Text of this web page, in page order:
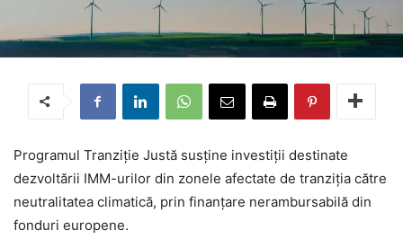
Programul Tranziție Justă susține investiții destinate
dezvoltării IMM-urilor din zonele afectate de tranziția către
neutralitatea climatică, prin finanțare nerambursabilă din
fonduri europene.